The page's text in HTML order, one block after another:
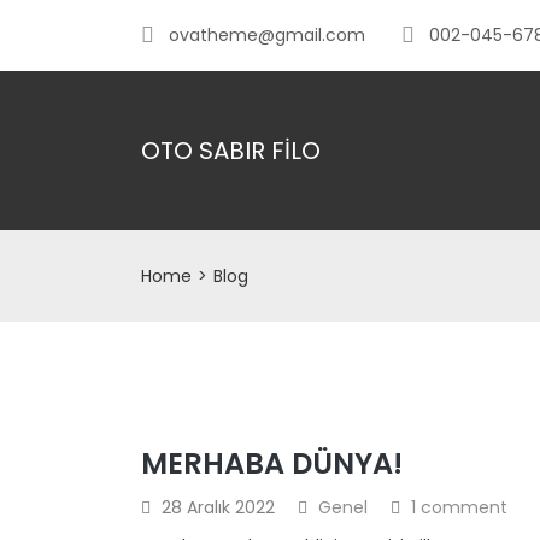
ovatheme@gmail.com 002-045-
OTO SABIR FİLO
Home > Blog
MERHABA DÜNYA!
28 Aralık 2022 Genel
1 comment